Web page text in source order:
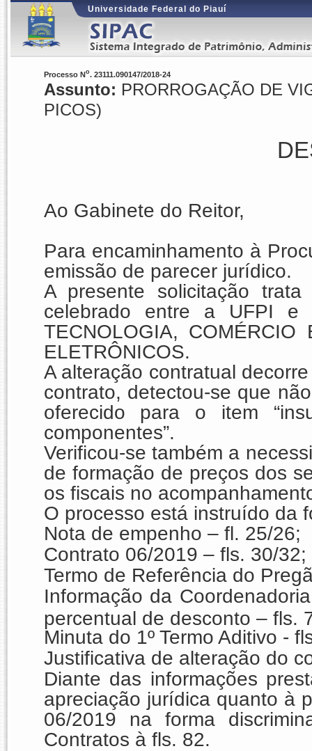
Universidade Federal do Piauí
Processo No. 23111.090147/2018-24
Assunto: PRORROGAÇÃO DE
PICOS)
Ao Gabinete do Reitor,
Para encaminhamento à
emissão de parecer jurídico.
A presente solicitação
celebrado entre a UFPI e
TECNOLOGIA, COMÉRCIO
ELETRÔNICOS.
A alteração contratual
contrato, detectou-se que
oferecido para o item
componentes”.
Verificou-se também a
de formação de preços dos
os fiscais no
O processo está instruído da
Nota de empenho – fl. 25/26;
Contrato 06/2019 – fls. 30/32;
Termo de Referência do
Informação da
percentual de desconto – fls.
Minuta do 1º Termo Aditivo -
Justificativa de alteração do
Diante das informações
apreciação jurídica quanto à
06/2019 na forma
Contratos à fls. 82.